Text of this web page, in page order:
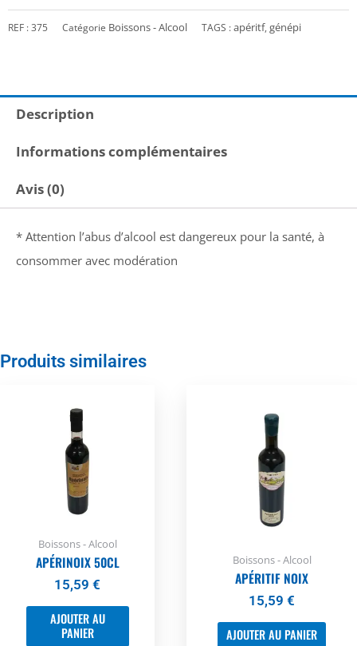
génépi
REF : 375 Catégorie Boissons - Alcool TAGS :apéritf, génépi
Description
Informations complémentaires
Avis (0)
* Attention l’abus d’alcool est dangereux pour la santé, à
consommer avec modération
Produits similaires
Boissons - Alcool
APÉRINOIX 50CL
15,59 €
AJOUTER AU
PANIER
Boissons - Alcool
APÉRITIF NOIX
15,59 €
AJOUTER AU PANIER